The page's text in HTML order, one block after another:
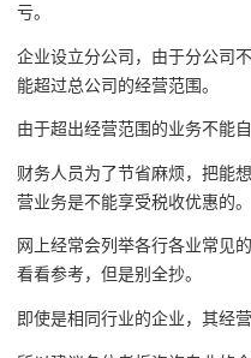
亏。
企业设立分公司，由于分公司
能超过总公司的经营范围。
由于超出经营范围的业务不能
财务人员为了节省麻烦，把能
营业务是不能享受税收优惠的。
网上经常会列举各行各业常见
看看参考，但是别全抄。
即使是相同行业的企业，其经